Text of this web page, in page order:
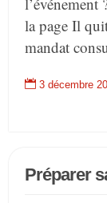
la page Il
mandat
 3 décembre
Préparer